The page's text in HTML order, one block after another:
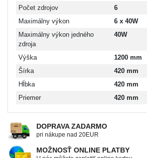
Počet zdrojov
6
Maximálny výkon
6 x 40W
Maximálny výkon jedného
zdroja
40W
Výška
1200 mm
Šírka
420 mm
Hĺbka
420 mm
Priemer
420 mm
DOPRAVA ZADARMO
pri nákupe nad 20EUR
MOŽNOSŤ ONLINE PLATBY